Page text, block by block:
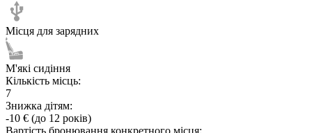
Місця для зарядних
М'які сидіння
Кількість місць:
7
Знижка дітям:
-10 € (до 12 років)
Вартість бронювання конкретного місця: